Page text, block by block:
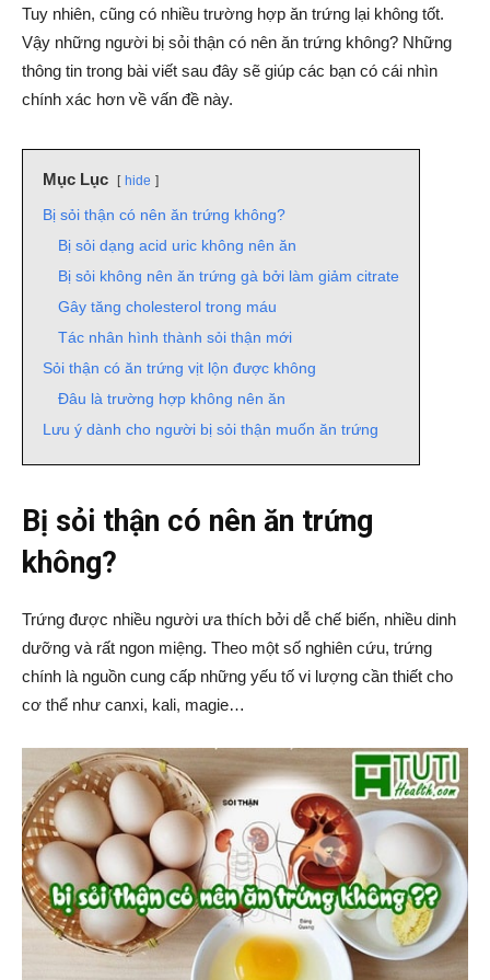
Tuy nhiên, cũng có nhiều trường hợp ăn trứng lại không tốt.
Vậy những người bị sỏi thận có nên ăn trứng không? Những
thông tin trong bài viết sau đây sẽ giúp các bạn có cái nhìn
chính xác hơn về vấn đề này.
Mục Lục hide
Bị sỏi thận có nên ăn trứng không?
Bị sỏi dạng acid uric không nên ăn
Bị sỏi không nên ăn trứng gà bởi làm giảm citrate
Gây tăng cholesterol trong máu
Tác nhân hình thành sỏi thận mới
Sỏi thận có ăn trứng vịt lộn được không
Đâu là trường hợp không nên ăn
Lưu ý dành cho người bị sỏi thận muốn ăn trứng
Bị sỏi thận có nên ăn trứng
không?
Trứng được nhiều người ưa thích bởi dễ chế biến, nhiều dinh
dưỡng và rất ngon miệng. Theo một số nghiên cứu, trứng
chính là nguồn cung cấp những yếu tố vi lượng cần thiết cho
cơ thể như canxi, kali, magie…